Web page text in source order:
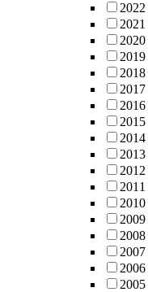
2022
2021
2020
2019
2018
2017
2016
2015
2014
2013
2012
2011
2010
2009
2008
2007
2006
2005